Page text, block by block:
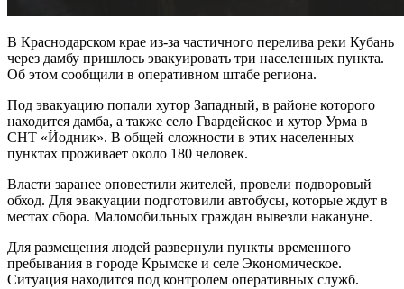
В Краснодарском крае из-за частичного перелива реки Кубань
через дамбу пришлось эвакуировать три населенных пункта.
Об этом сообщили в оперативном штабе региона.
Под эвакуацию попали хутор Западный, в районе которого
находится дамба, а также село Гвардейское и хутор Урма в
СНТ «Йодник». В общей сложности в этих населенных
пунктах проживает около 180 человек.
Власти заранее оповестили жителей, провели подворовый
обход. Для эвакуации подготовили автобусы, которые ждут в
местах сбора. Маломобильных граждан вывезли накануне.
Для размещения людей развернули пункты временного
пребывания в городе Крымске и селе Экономическое.
Ситуация находится под контролем оперативных служб.